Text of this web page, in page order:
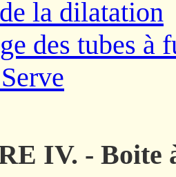
la dilatation
des tubes à
IV. - Boite